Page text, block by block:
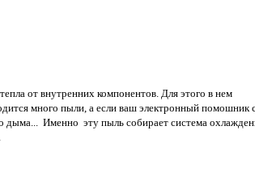
от внутренних компонентов. Для этого в нем
много пыли, а если ваш электронный помошник
дыма... Именно эту пыль собирает система